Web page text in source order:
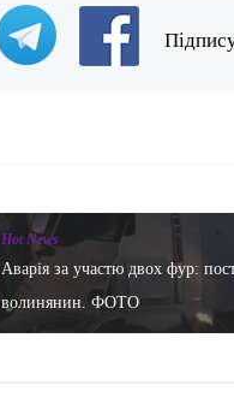
Hot News
Аварія за участю двох фур:
волинянин. ФОТО